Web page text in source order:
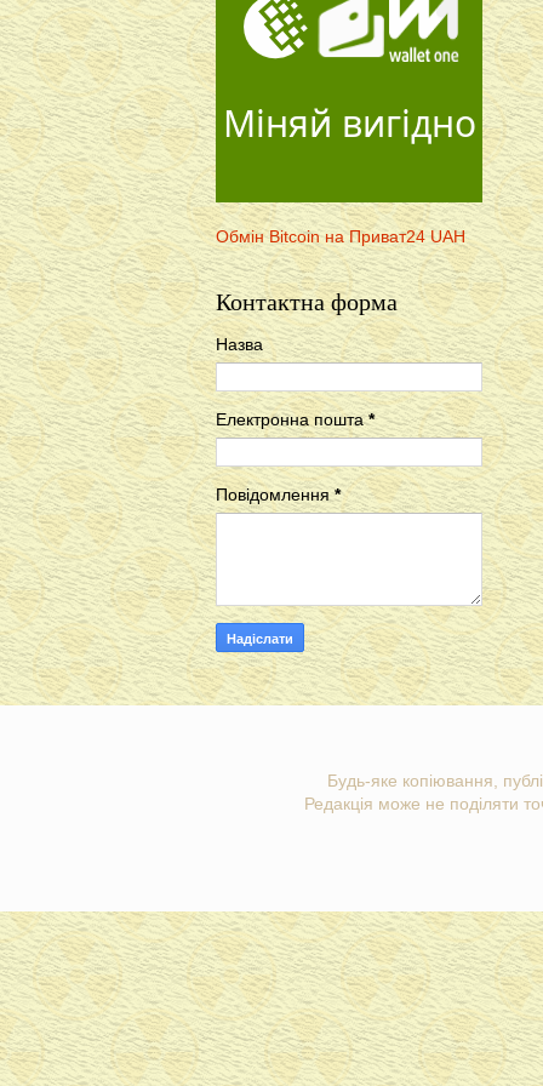
Міняй вигідно
Обмін Bitcoin на Приват24 UAH
Контактна форма
Назва
Електронна пошта*
Повідомлення*
Будь-яке копіювання,
Редакція може не поділяти